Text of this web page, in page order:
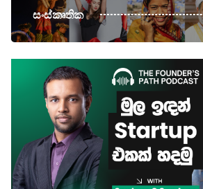
සංස්කෘතික